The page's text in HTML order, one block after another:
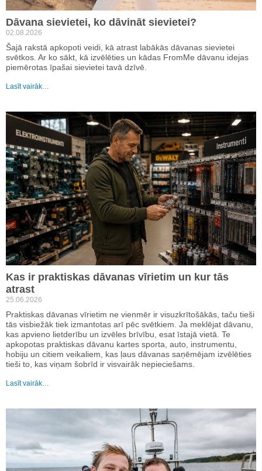
Dāvana sievietei, ko dāvināt sievietei?
02.08.2026
Šajā rakstā apkopoti veidi, kā atrast labākās dāvanas sievietei
svētkos. Ar ko sākt, kā izvēlēties un kādas FromMe dāvanu idejas
piemērotas īpašai sievietei tavā dzīvē.
Lasīt vairāk…
Kas ir praktiskas dāvanas vīrietim un kur tās
atrast
25.06.2026
Praktiskas dāvanas vīrietim ne vienmēr ir visuzkrītošākās, taču tieši
tās visbiežāk tiek izmantotas arī pēc svētkiem. Ja meklējat dāvanu,
kas apvieno lietderību un izvēles brīvību, esat īstajā vietā. Te
apkopotas praktiskas dāvanu kartes sporta, auto, instrumentu,
hobiju un citiem veikaliem, kas ļaus dāvanas saņēmējam izvēlēties
tieši to, kas viņam šobrīd ir visvairāk nepieciešams.
Lasīt vairāk…